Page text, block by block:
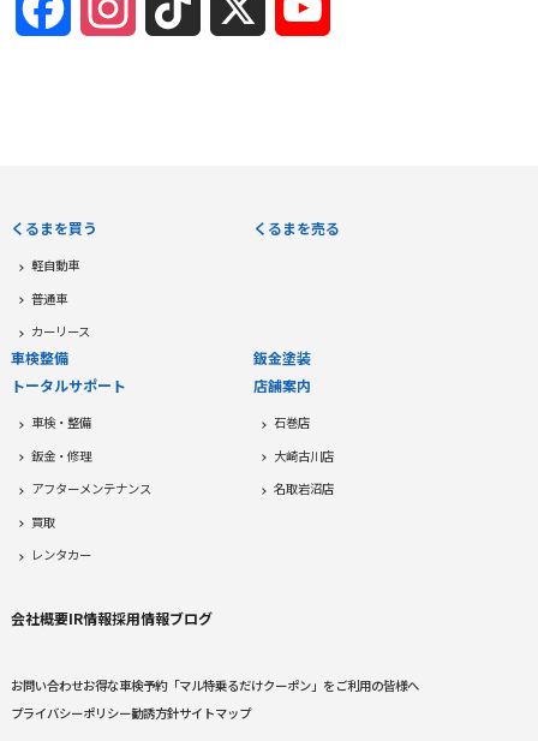
FacebookInstagramTikTok
くるまを買う
軽自動車
普通車
カーリース
くるまを売る
車検整備
鈑金塗装
トータルサポート
車検・整備
鈑金・修理
アフターメンテナンス
買取
レンタカー
店舗案内
石巻店
大崎古川店
名取岩沼店
会社概要IR情報採用情報ブログ
お問い合わせお得な車検予約「マル特乗るだけクーポン」をご利用の皆様へ
プライバシーポリシー勧誘方針サイトマップ